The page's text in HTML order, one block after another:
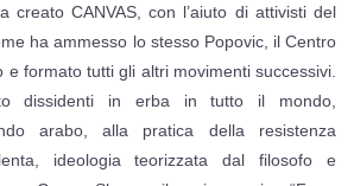
creato CANVAS, con l’aiuto di attivisti del
ha ammesso lo stesso Popovic, il Centro
e formato tutti gli altri movimenti successivi.
dissidenti in erba in tutto il mondo,
arabo, alla pratica della resistenza
ideologia teorizzata dal filosofo e